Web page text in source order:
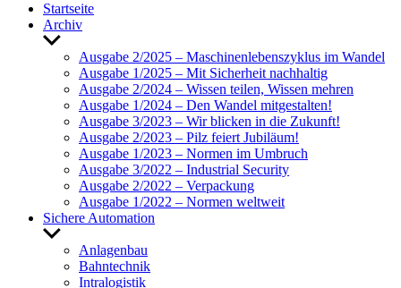
Start­seite
Archiv
Untermenü
anzeigenAusgabe 2/2025 – Maschi­nen­le­bens­zy­klus im Wandel
Ausgabe 1/2025 – Mit Sicher­heit nach­haltig
Ausgabe 2/2024 – Wissen teilen, Wissen mehren
Ausgabe 1/2024 – Den Wandel mitge­stalten!
Ausgabe 3/2023 – Wir blicken in die Zukunft!
Ausgabe 2/2023 – Pilz feiert Jubi­läum!
Ausgabe 1/2023 – Normen im Umbruch
Ausgabe 3/2022 – Indus­trial Security
Ausgabe 2/2022 – Verpa­ckung
Ausgabe 1/2022 – Normen welt­weit
Sichere Auto­ma­tion
Untermenü
anzeigenAnla­genbau
Bahn­technik
Intra­lo­gistik